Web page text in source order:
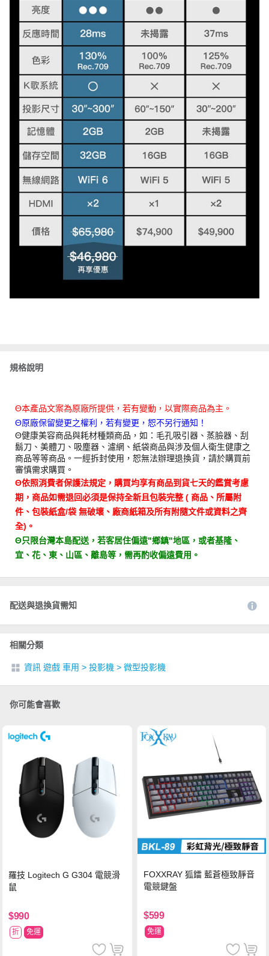
規格說明
Θ本產品文案為原廠所提供，若有變動，以實際商品為主。
Θ原廠保留變更之權利，若有變更，恕不另行通知！
Θ健康美容商品與耗材種類商品，如：毛孔吸引器、蒸臉器、刮
鬍刀、美體刀、吸塵器、濾網、紙袋商品與涉及個人衛生健康之
商品等等商品。一經拆封使用，恕無法辦理退換貨，請於購買前
審慎需求購買。
Θ依照消費者保護法規定，購買均享有商品到貨七天的鑑賞考慮
期，商品如需退回必須是保持全新且包裝完整 ( 商品、所屬附
件、包裝紙盒/袋 無破壞、廠商紙箱及所有附隨文件或資料之齊
全)。
Θ只限台灣本島配送，若客居住偏遠"鄉鎮"地區，或者基隆、
宜、花、東、山區、離島等，需再酌收偏遠費用。
配送與退換貨需知
相關分類
資訊 遊戲 車用 > 投影機 > 微型投影機
你可能會喜歡
羅技 Logitech G G304 電競滑
鼠
$990
折 免運
FOXXRAY 狐鐳 藍蒼極致靜音
電競鍵盤
$599
免運